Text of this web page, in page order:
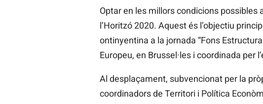
Optar en les millors condicions possibles
l’Horitzó 2020. Aquest és l’objectiu
ontinyentina a la jornada “Fons
Europeu, en Brussel·les i coordinada per
Al desplaçament, subvencionat per la
coordinadors de Territori i Política